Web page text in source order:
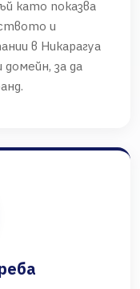
като показва
и
в Никарагуа
за да